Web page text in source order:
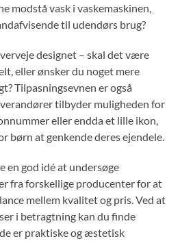
modstå vask i vaskemaskinen,
til udendørs brug?
designet – skal det være
eller ønsker du noget mere
Tilpasningsevnen er også
tilbyder muligheden for
eller endda et lille ikon,
børn at genkende deres ejendele.
en god idé at undersøge
fra forskellige producenter for at
mellem kvalitet og pris. Ved at
i betragtning kan du finde
er praktiske og æstetisk